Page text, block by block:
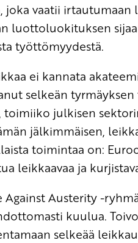
vaatii irtautumaan
luottoluokituksen
työttömyydestä.
ei kannata
selkeän
toimiiko julkisen
jälkimmäisen,
toimintaa on:
leikkaavaa ja
Austerity -
kuulua.
selkeää